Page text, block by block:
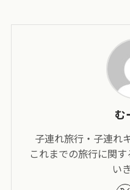
む
子連れ旅行・子連れ
これまでの旅行に関
い